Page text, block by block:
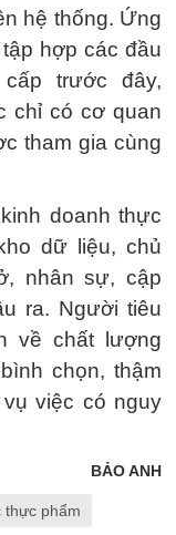
hệ thống. Ứng
hợp các đầu
trước đây,
chỉ có cơ quan
tham gia cùng
doanh thực
dữ liệu, chủ
nhân sự, cập
ra. Người tiêu
về chất lượng
chọn, thậm
việc có nguy
BẢO ANH
thực phẩm